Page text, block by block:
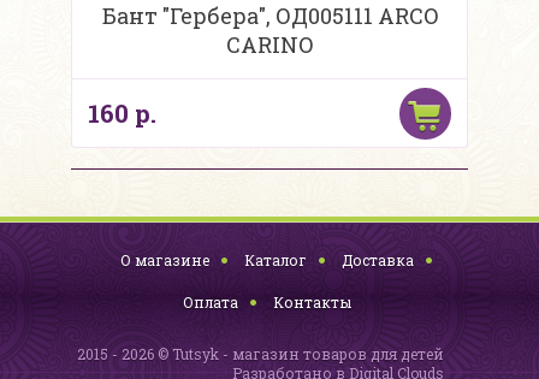
Бант "Гербера", ОД005111 ARCO
CARINO
160 р.
О магазине Каталог Доставка
Оплата Контакты
2015 - 2026 © Tutsyk - магазин товаров для детей
Разработано в Digital Clouds